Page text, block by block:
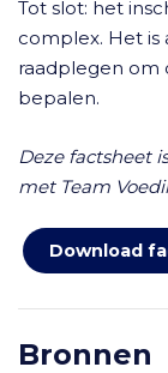
Tot slot: het
complex. Het
raadplegen om
bepalen.
Deze factsheet
met Team
Download
Bronnen